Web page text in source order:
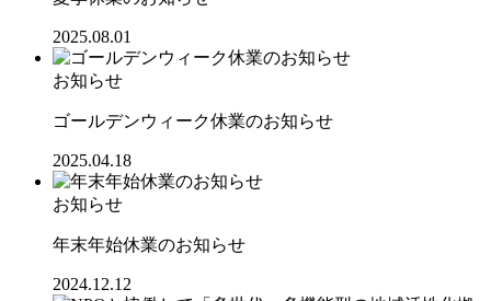
2025.08.01
お知らせ
ゴールデンウィーク休業のお知らせ
2025.04.18
お知らせ
年末年始休業のお知らせ
2024.12.12